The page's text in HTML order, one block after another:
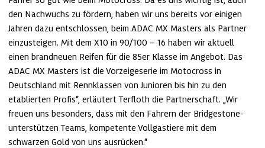
den Nachwuchs zu fördern, haben wir uns bereits vor einigen
Jahren dazu entschlossen, beim ADAC MX Masters als Partner
einzusteigen. Mit dem X10 in 90/100 – 16 haben wir aktuell
einen brandneuen Reifen für die 85er Klasse im Angebot. Das
ADAC MX Masters ist die Vorzeigeserie im Motocross in
Deutschland mit Rennklassen von Junioren bis hin zu den
etablierten Profis“, erläutert Terfloth die Partnerschaft. „Wir
freuen uns besonders, dass mit den Fahrern der Bridgestone-
unterstützen Teams, kompetente Vollgastiere mit dem
schwarzen Gold von uns ausrücken.“